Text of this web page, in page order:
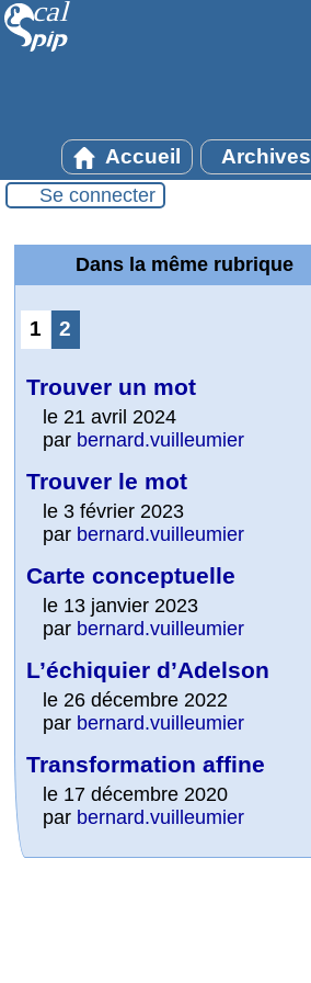
Accueil Archives
Se connecter
Dans la même rubrique
1 2
Trouver un mot
le 21 avril 2024
par bernard.vuilleumier
Trouver le mot
le 3 février 2023
par bernard.vuilleumier
Carte conceptuelle
le 13 janvier 2023
par bernard.vuilleumier
L’échiquier d’Adelson
le 26 décembre 2022
par bernard.vuilleumier
Transformation affine
le 17 décembre 2020
par bernard.vuilleumier